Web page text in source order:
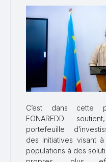
C’est dans cette
FONAREDD
portefeuille
des initiatives visant
populations à des